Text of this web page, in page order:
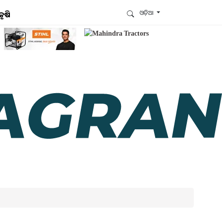
ଓଡ଼ିଆ
ଆମେ ହ୍ବାଟ୍ସଆପ୍‌ରେ ଅଛୁ ! ଆମ ହ୍ବାଟ୍ସଆପ ଗ୍ରୁପରେ
ଏବଂ ଆପଙ୍କୁ ଆବଶ୍ୟକ ହେଉଥିବା ସବୁ
ଗୁରୁତ୍ବପୂର୍ଣ୍ଣ ଅପଡେଟ୍‌ ପାଆନ୍ତୁ ପ୍ରତିଦିନ ।